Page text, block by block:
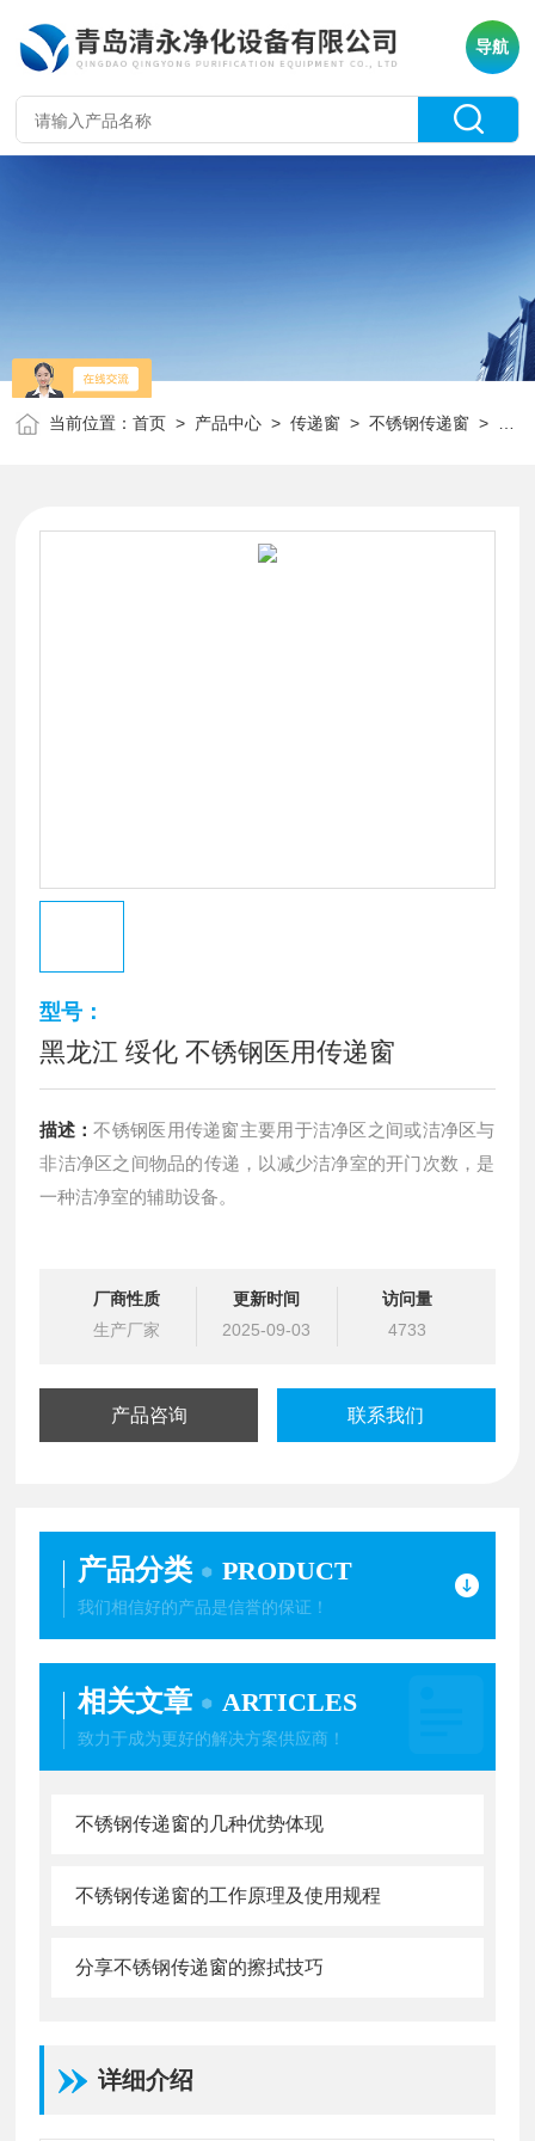
导航
当前位置：首页 > 产品中心 >传递窗 >不锈钢传递窗 > 黑龙江 绥化 不锈钢医用传递窗
型号：
黑龙江 绥化 不锈钢医用传递窗
描述：不锈钢医用传递窗主要用于洁净区之间或洁净区与
非洁净区之间物品的传递，以减少洁净室的开门次数，是
一种洁净室的辅助设备。
厂商性质
生产厂家
更新时间
2025-09-03
访问量
4733
产品咨询 联系我们
产品分类 PRODUCT
我们相信好的产品是信誉的保证！
相关文章 ARTICLES
致力于成为更好的解决方案供应商！
不锈钢传递窗的几种优势体现
不锈钢传递窗的工作原理及使用规程
分享不锈钢传递窗的擦拭技巧
详细介绍